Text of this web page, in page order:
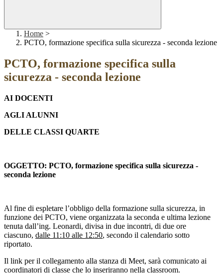
Home >
PCTO, formazione specifica sulla sicurezza - seconda lezione
PCTO, formazione specifica sulla
sicurezza - seconda lezione
AI DOCENTI
AGLI ALUNNI
DELLE CLASSI QUARTE
OGGETTO: PCTO, formazione specifica sulla sicurezza -
seconda lezione
Al fine di espletare l’obbligo della formazione sulla sicurezza, in
funzione dei PCTO, viene organizzata la seconda e ultima lezione
tenuta dall’ing. Leonardi, divisa in due incontri, di due ore
ciascuno, dalle 11:10 alle 12:50, secondo il calendario sotto
riportato.
Il link per il collegamento alla stanza di Meet, sarà comunicato ai
coordinatori di classe che lo inseriranno nella classroom.